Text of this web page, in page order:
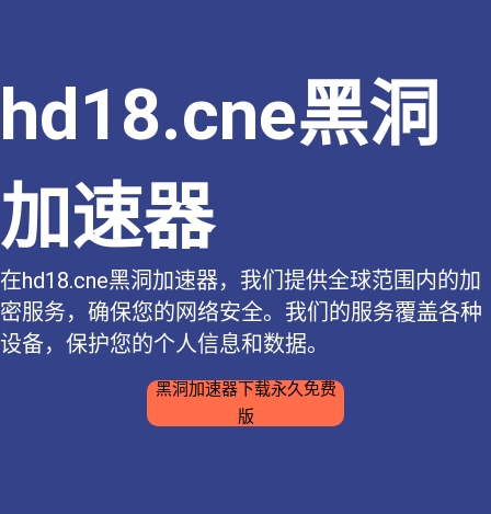
hd18.cne黑洞
加速器
在hd18.cne黑洞加速器，我们提供全球范围内的加
密服务，确保您的网络安全。我们的服务覆盖各种
设备，保护您的个人信息和数据。
黑洞加速器下载永久免费
版